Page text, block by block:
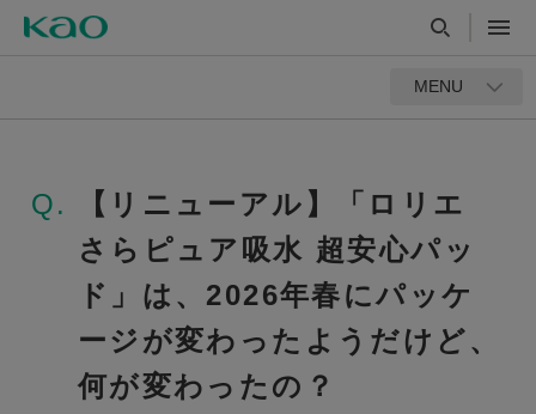
MENU
Q.
【リニューアル】「ロリエ
さらピュア吸水 超安心パッ
ド」は、2026年春にパッケ
ージが変わったようだけど、
何が変わったの？